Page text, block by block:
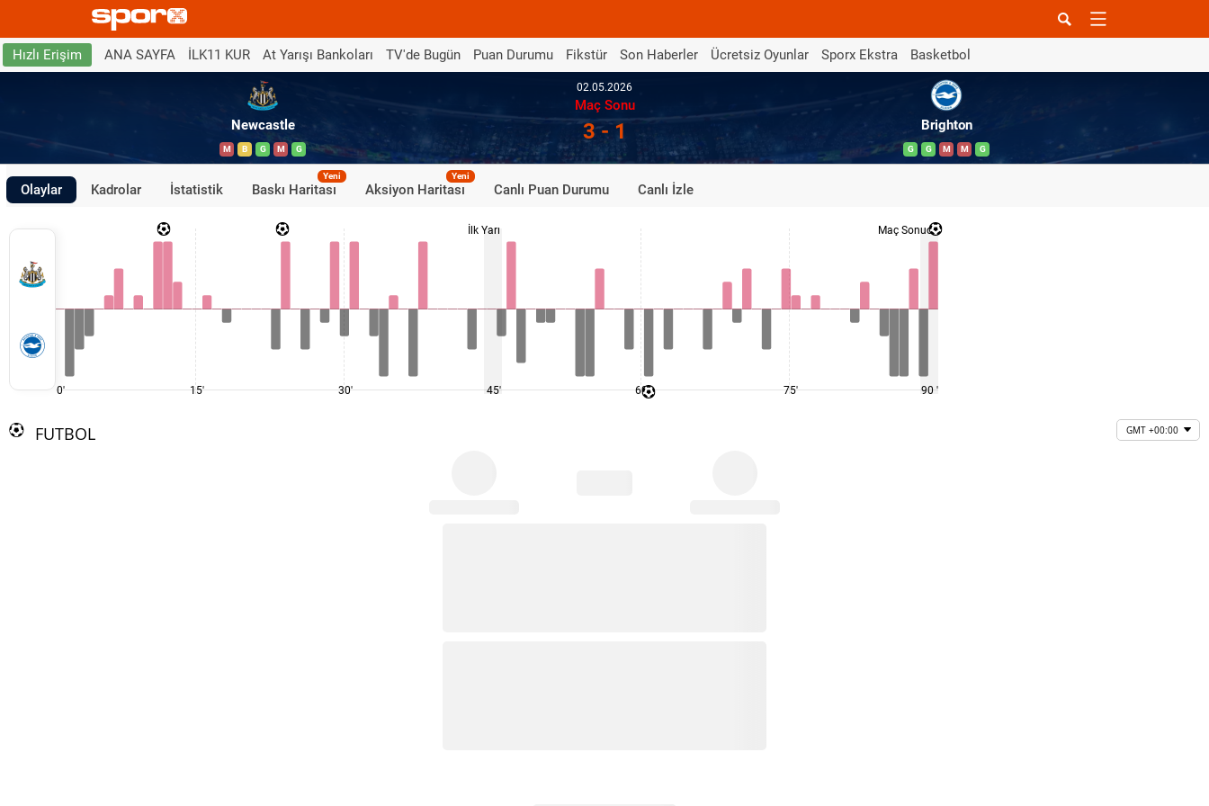
Hızlı Erişim ANA SAYFA İLK11 KUR At Yarışı Bankoları TV'de Bugün Puan Durumu Fikstür Son Haberler Ücretsiz Oyunlar Sporx Ekstra Basketbol
Newcastle
M B G M G
02.05.2026
Maç Sonu
3 - 1 Brighton
G G M M G
Olaylar Kadrolar İstatistik Baskı Haritası
Yeni
Aksiyon Haritası
Yeni
Canlı Puan Durumu Canlı İzle
0' 15' 30'
İlk Yarı
45' 60' 75'
Maç Sonucu
90 '
FUTBOL GMT +00:00